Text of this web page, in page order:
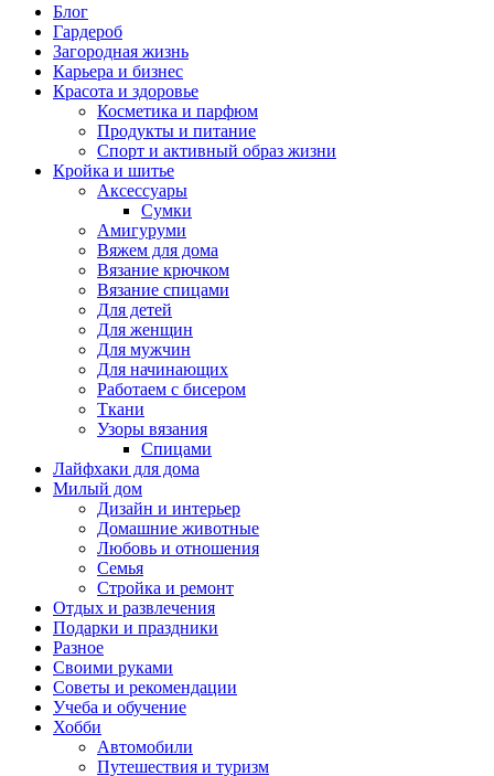
Блог
Гардероб
Загородная жизнь
Карьера и бизнес
Красота и здоровье
Косметика и парфюм
Продукты и питание
Спорт и активный образ жизни
Кройка и шитье
Аксессуары
Сумки
Амигуруми
Вяжем для дома
Вязание крючком
Вязание спицами
Для детей
Для женщин
Для мужчин
Для начинающих
Работаем с бисером
Ткани
Узоры вязания
Спицами
Лайфхаки для дома
Милый дом
Дизайн и интерьер
Домашние животные
Любовь и отношения
Семья
Стройка и ремонт
Отдых и развлечения
Подарки и праздники
Разное
Своими руками
Советы и рекомендации
Учеба и обучение
Хобби
Автомобили
Путешествия и туризм